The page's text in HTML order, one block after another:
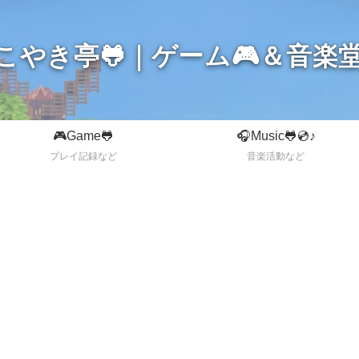
やき亭🐸｜ゲーム🎮＆音楽
🎮Game🐸
プレイ記録など
🎧Music🐸💿♪
音楽活動など